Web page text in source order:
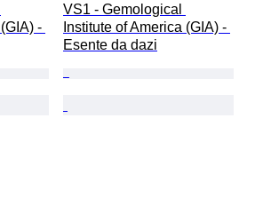
-
VS1 - Gemological
Institute of America (GIA) -
Esente da dazi